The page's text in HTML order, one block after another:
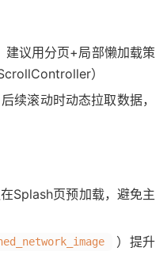
议用分页+局部懒加载策
）
续滚动时动态拉取数据，
Splash页预加载，避免主
）提升